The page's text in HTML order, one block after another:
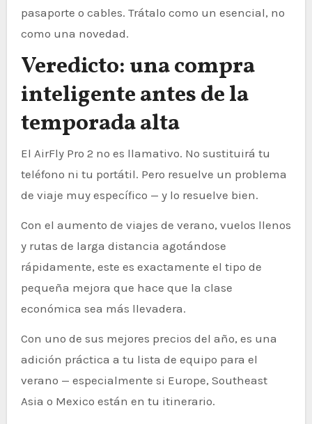
pasaporte o cables. Trátalo como un esencial, no
como una novedad.
Veredicto: una compra
inteligente antes de la
temporada alta
El AirFly Pro 2 no es llamativo. No sustituirá tu
teléfono ni tu portátil. Pero resuelve un problema
de viaje muy específico — y lo resuelve bien.
Con el aumento de viajes de verano, vuelos llenos
y rutas de larga distancia agotándose
rápidamente, este es exactamente el tipo de
pequeña mejora que hace que la clase
económica sea más llevadera.
Con uno de sus mejores precios del año, es una
adición práctica a tu lista de equipo para el
verano — especialmente si Europe, Southeast
Asia o Mexico están en tu itinerario.